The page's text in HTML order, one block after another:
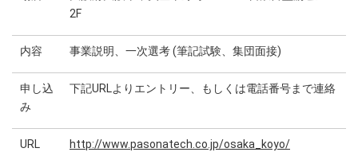
2F
内容 事業説明、一次選考 (筆記試験、集団面接)
申し込
み
下記URLよりエントリー、もしくは電話番号まで連絡
URL http://www.pasonatech.co.jp/osaka_koyo/